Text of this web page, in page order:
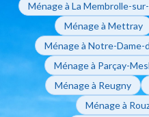
Ménage à La Membrolle-
Ménage à Mettray
Ménage à Notre-Dame-
Ménage à Parçay-
Ménage à Reugny
Ménage à